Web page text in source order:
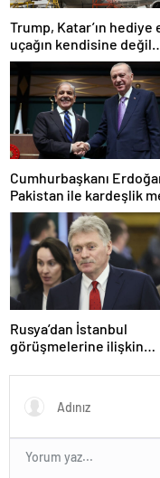
Trump, Katar’ın hediye
uçağın kendisine değil
Pentagon’a verileceğini
açıkladı
Cumhurbaşkanı
Pakistan ile kardeşlik
Rusya’dan İstanbul
görüşmelerine ilişkin